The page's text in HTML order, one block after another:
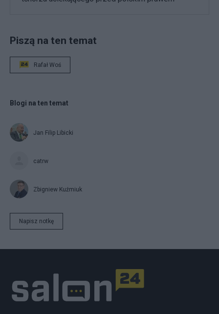
Piszą na ten temat
Rafał Woś
Blogi na ten temat
Jan Filip Libicki
catrw
Zbigniew Kuźmiuk
Napisz notkę